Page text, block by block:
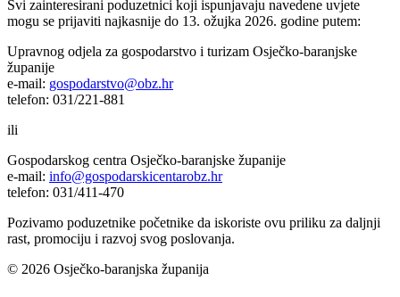
Svi zainteresirani poduzetnici koji ispunjavaju navedene uvjete
mogu se prijaviti najkasnije do 13. ožujka 2026. godine putem:
Upravnog odjela za gospodarstvo i turizam Osječko-baranjske
županije
e-mail: gospodarstvo@obz.hr
telefon: 031/221-881
ili
Gospodarskog centra Osječko-baranjske županije
e-mail: info@gospodarskicentarobz.hr
telefon: 031/411-470
Pozivamo poduzetnike početnike da iskoriste ovu priliku za daljnji
rast, promociju i razvoj svog poslovanja.
© 2026 Osječko-baranjska županija